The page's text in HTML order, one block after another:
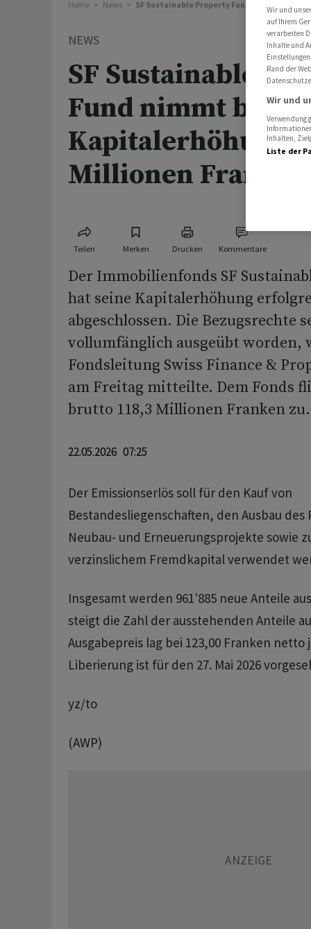
Home News SF Sustainable Property Fund nimmt bei
NEWS
SF Sustainable
Fund nimmt bei
Kapitalerhöhung
Millionen Franken
Teilen Merken Drucken Kommentare
Der Immobilienfonds SF
hat seine Kapitalerhöhung
abgeschlossen. Die Bezugsrechte
vollumfänglich ausgeübt worden,
Fondsleitung Swiss Finance &
am Freitag mitteilte. Dem Fonds
brutto 118,3 Millionen Franken zu.
22.05.2026 07:25
Der Emissionserlös soll für den Kauf von
Bestandesliegenschaften, den Ausbau
Neubau- und Erneuerungsprojekte sowie
verzinslichem Fremdkapital verwendet
Insgesamt werden 961'885 neue Anteile
steigt die Zahl der ausstehenden Anteile
Ausgabepreis lag bei 123,00 Franken netto
Liberierung ist für den 27. Mai 2026
yz/to
(AWP)
Wir und
auf Ihrem
verarbeiten
Inhalte und
Rand der
Wir und
Verwendung
Inhalten,
Liste der